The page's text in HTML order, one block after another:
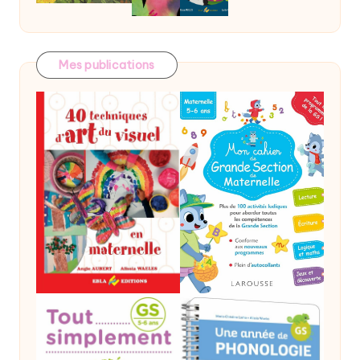
Mes publications